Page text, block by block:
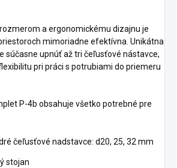
a ergonomickému dizajnu je
mimoriadne efektívna. Unikátna
súčasne upnúť až tri čeľusťové nástavce,
pri práci s potrubiami do priemeru
P-4b obsahuje všetko potrebné pre
čeľusťové nadstavce: d20, 25, 32 mm
stojan